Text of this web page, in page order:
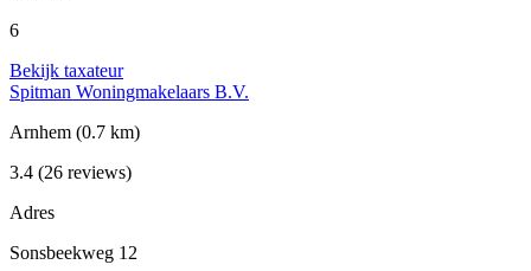
6
Bekijk taxateur
Spitman Woningmakelaars B.V.
Arnhem (0.7 km)
3.4 (26 reviews)
Adres
Sonsbeekweg 12